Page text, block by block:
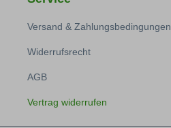
Versand & Zahlungsbedingungen
Widerrufsrecht
AGB
Vertrag widerrufen